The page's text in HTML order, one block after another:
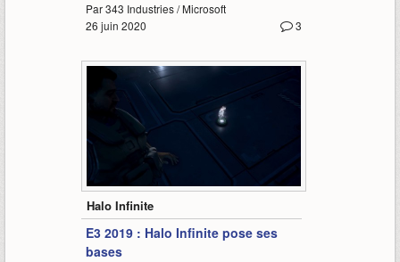
Par 343 Industries / Microsoft
3
26 juin 2020
5:58
Halo Infinite
E3 2019 : Halo Infinite pose ses
bases